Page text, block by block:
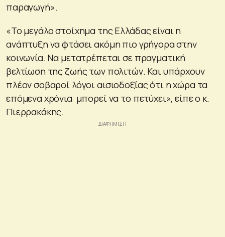
παραγωγή».
«Το μεγάλο στοίχημα της Ελλάδας είναι η
ανάπτυξη να φτάσει ακόμη πιο γρήγορα στην
κοινωνία. Να μετατρέπεται σε πραγματική
βελτίωση της ζωής των πολιτών. Και υπάρχουν
πλέον σοβαροί λόγοι αισιοδοξίας ότι η χώρα τα
επόμενα χρόνια μπορεί να το πετύχει», είπε ο κ.
Πιερρακάκης.